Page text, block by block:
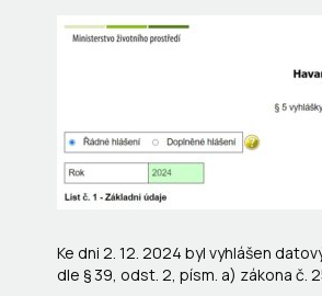
Ke dni 2. 12. 2024 byl vyhlášen
dle § 39, odst. 2, písm. a) zákona č.